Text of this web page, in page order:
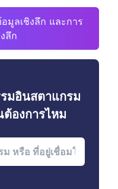
มูลเชิงลึก และการ
ลึก
มอินสตาแกรม
องการไหม